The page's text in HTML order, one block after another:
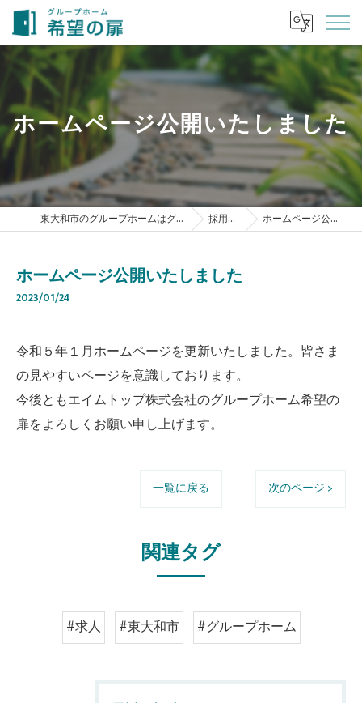
ホームページ公開いたしました
東大和市のグループホームはグループホーム 希望の扉 採用ブログ ホームページ公開いたしました
ホームページ公開いたしました
2023/01/24
令和５年１月ホームページを更新いたしました。皆さま
の見やすいページを意識しております。
今後ともエイムトップ株式会社のグループホーム希望の
扉をよろしくお願い申し上げます。
一覧に戻る 次のページ >
関連タグ
#求人 #東大和市 #グループホーム